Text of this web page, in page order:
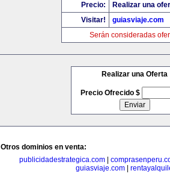
Precio:
Realizar una
Visitar!
guiasviaje.com
Serán consideradas
Realizar una Oferta
Precio Ofrecido $
Otros dominios en venta:
publicidadestrategica.com
guiasviaje.com|